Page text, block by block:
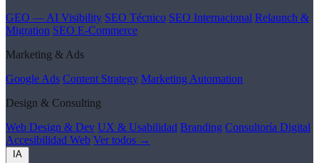
GEO — AI Visibility SEO Técnico SEO Internacional Relaunch &
Migration SEO E-Commerce
Marketing & Ads
Google Ads Content Strategy Marketing Automation
Design & Consulting
Web Design & Dev UX & Usabilidad Branding Consultoría Digital
Accesibilidad Web Ver todos →
IA